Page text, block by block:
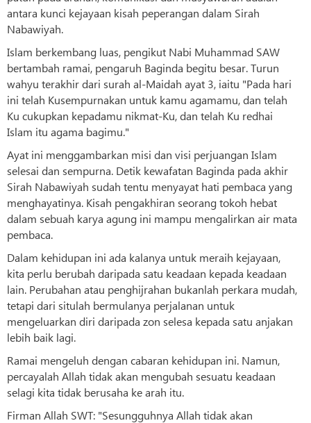
antara kunci kejayaan kisah peperangan dalam Sirah
Nabawiyah.
Islam berkembang luas, pengikut Nabi Muhammad SAW
bertambah ramai, pengaruh Baginda begitu besar. Turun
wahyu terakhir dari surah al-Maidah ayat 3, iaitu "Pada hari
ini telah Kusempurnakan untuk kamu agamamu, dan telah
Ku cukupkan kepadamu nikmat-Ku, dan telah Ku redhai
Islam itu agama bagimu."
Ayat ini menggambarkan misi dan visi perjuangan Islam
selesai dan sempurna. Detik kewafatan Baginda pada akhir
Sirah Nabawiyah sudah tentu menyayat hati pembaca yang
menghayatinya. Kisah pengakhiran seorang tokoh hebat
dalam sebuah karya agung ini mampu mengalirkan air mata
pembaca.
Dalam kehidupan ini ada kalanya untuk meraih kejayaan,
kita perlu berubah daripada satu keadaan kepada keadaan
lain. Perubahan atau penghijrahan bukanlah perkara mudah,
tetapi dari situlah bermulanya perjalanan untuk
mengeluarkan diri daripada zon selesa kepada satu anjakan
lebih baik lagi.
Ramai mengeluh dengan cabaran kehidupan ini. Namun,
percayalah Allah tidak akan mengubah sesuatu keadaan
selagi kita tidak berusaha ke arah itu.
Firman Allah SWT: "Sesungguhnya Allah tidak akan